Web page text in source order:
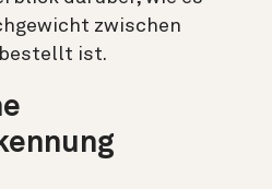
zwischen
ist.